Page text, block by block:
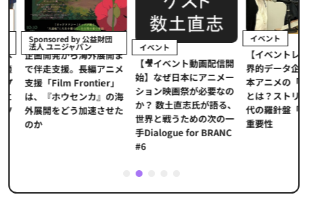
Sponsored by 公益財団
法人 ユニジャパン
企画開発から海外展開ま
で伴走支援。長編アニメ
支援「Film Frontier」
は、『ホウセンカ』の海
外展開をどう加速させた
のか
イベント
【🎥イベント動画配信開
始】なぜ日本にアニメー
ション映画祭が必要なの
か？ 数土直志氏が語る、
世界と戦うための次の一
手Dialogue for BRANC
#6
イベント
【イベントレポ
界的データ企業
本アニメの「真
とは？ストリー
代の羅針盤「デ
重要性
2